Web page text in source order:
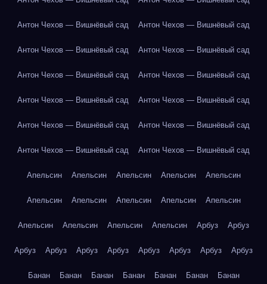
Антон Чехов — Вишнёвый сад Антон Чехов — Вишнёвый сад
Антон Чехов — Вишнёвый сад Антон Чехов — Вишнёвый сад
Антон Чехов — Вишнёвый сад Антон Чехов — Вишнёвый сад
Антон Чехов — Вишнёвый сад Антон Чехов — Вишнёвый сад
Антон Чехов — Вишнёвый сад Антон Чехов — Вишнёвый сад
Антон Чехов — Вишнёвый сад Антон Чехов — Вишнёвый сад
Апельсин Апельсин Апельсин Апельсин Апельсин
Апельсин Апельсин Апельсин Апельсин Апельсин
Апельсин Апельсин Апельсин Апельсин Арбуз Арбуз
Арбуз Арбуз Арбуз Арбуз Арбуз Арбуз Арбуз Арбуз
Банан Банан Банан Банан Банан Банан Банан